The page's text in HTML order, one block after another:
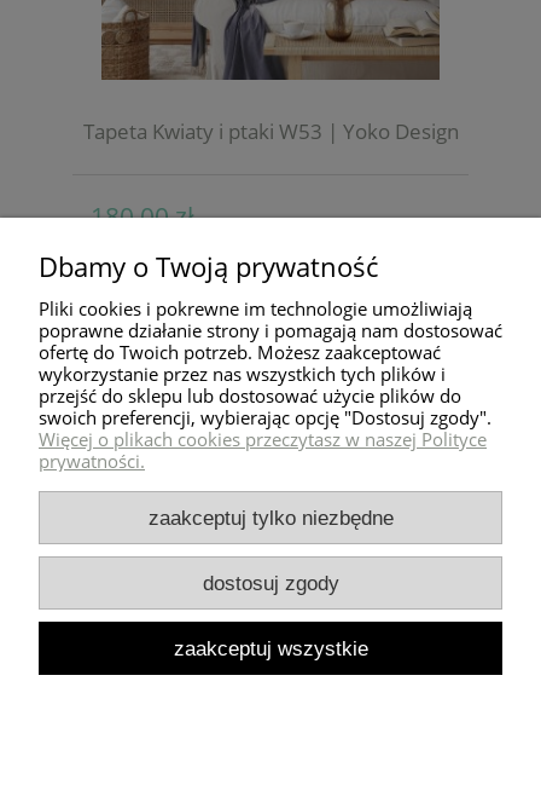
Tapeta Kwiaty i ptaki W53 | Yoko Design
180,00 zł
Dbamy o Twoją prywatność
Pliki cookies i pokrewne im technologie umożliwiają
poprawne działanie strony i pomagają nam dostosować
ofertę do Twoich potrzeb. Możesz zaakceptować
wykorzystanie przez nas wszystkich tych plików i
przejść do sklepu lub dostosować użycie plików do
swoich preferencji, wybierając opcję "Dostosuj zgody".
Więcej o plikach cookies przeczytasz w naszej Polityce
prywatności.
zaakceptuj tylko niezbędne
dostosuj zgody
zaakceptuj wszystkie